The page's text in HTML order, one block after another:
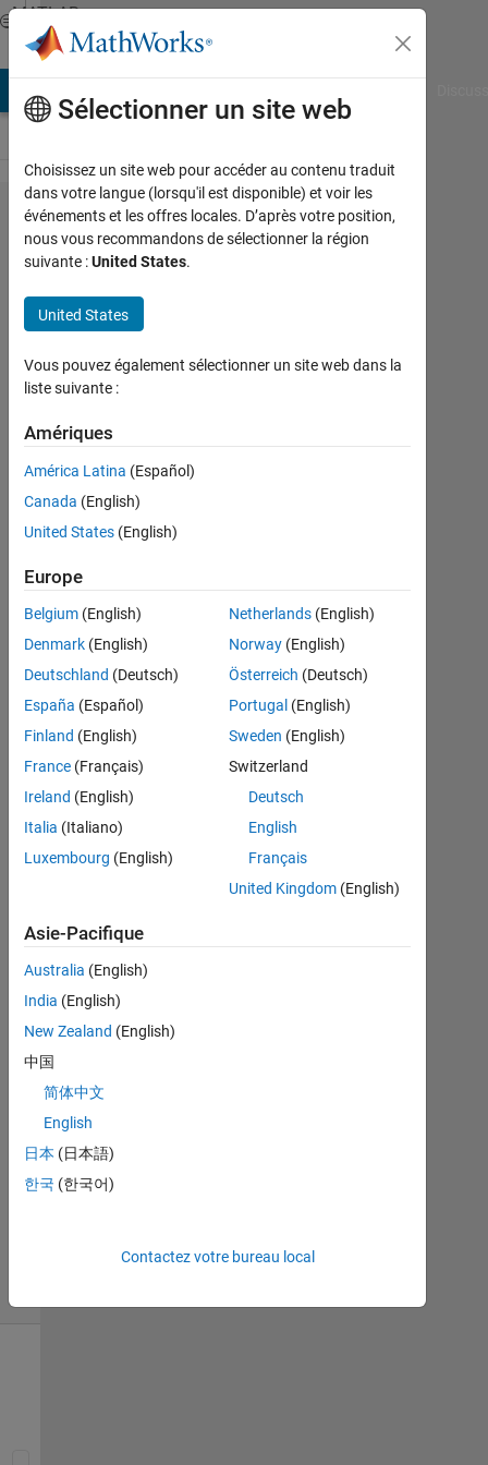
Passer au contenu
MATLAB
Answers
dat
フ
イ
か
2
番
目
の
デ
ー
タ
を
取
得
し
た
い
Fév
1
Réponse
Réponse
Mise
jour
Sélectionner un site web
Choisissez un site web pour accéder au contenu traduit
dans votre langue (lorsqu'il est disponible) et voir les
événements et les offres locales. D’après votre position,
nous vous recommandons de sélectionner la région
suivante :United States.
United States
Vous pouvez également sélectionner un site web dans la
liste suivante :
Amériques
América Latina (Español)
Canada (English)
United States (English)
Europe
Belgium (English)
Denmark (English)
Deutschland (Deutsch)
España (Español)
Finland (English)
France (Français)
Ireland (English)
Italia (Italiano)
Luxembourg (English)
Netherlands (English)
Norway (English)
Österreich (Deutsch)
Portugal (English)
Sweden (English)
Switzerland
Deutsch
English
Français
United Kingdom (English)
Asie-Pacifique
Australia (English)
India (English)
New Zealand (English)
中国
简体中文
English
日本 (日本語)
한국 (한국어)
Contactez votre bureau local